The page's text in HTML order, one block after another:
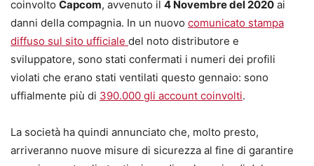
coinvolto Capcom, avvenuto il 4 Novembre del 2020 ai
danni della compagnia. In un nuovo comunicato stampa
diffuso sul sito ufficiale del noto distributore e
sviluppatore, sono stati confermati i numeri dei profili
violati che erano stati ventilati questo gennaio: sono
uffialmente più di 390.000 gli account coinvolti.
La società ha quindi annunciato che, molto presto,
arriveranno nuove misure di sicurezza al fine di garantire